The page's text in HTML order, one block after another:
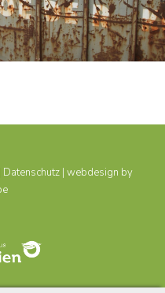
Datenschutz| webdesign by